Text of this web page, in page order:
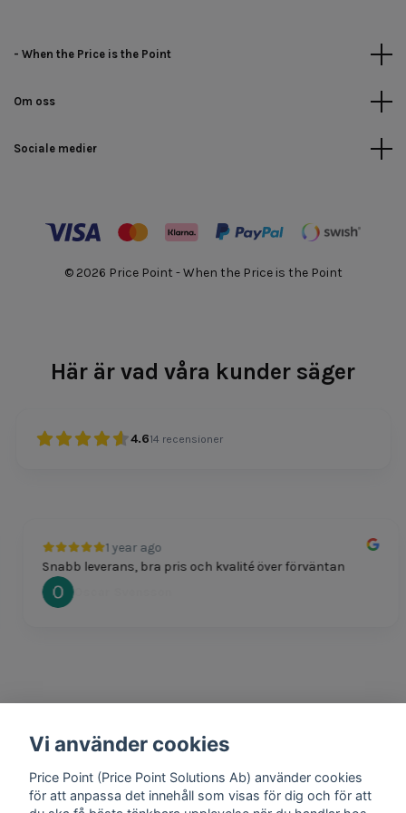
- When the Price is the Point
Om oss
Sociale medier
© 2026 Price Point - When the Price is the Point
Här är vad våra kunder säger
4.614 recensioner
1 year ago
Snabb leverans, bra pris och kvalité över förväntan
Oscar Svensson
1 year ago
Mathias Johansson
Vi använder cookies
Price Point (Price Point Solutions Ab) använder cookies
för att anpassa det innehåll som visas för dig och för att